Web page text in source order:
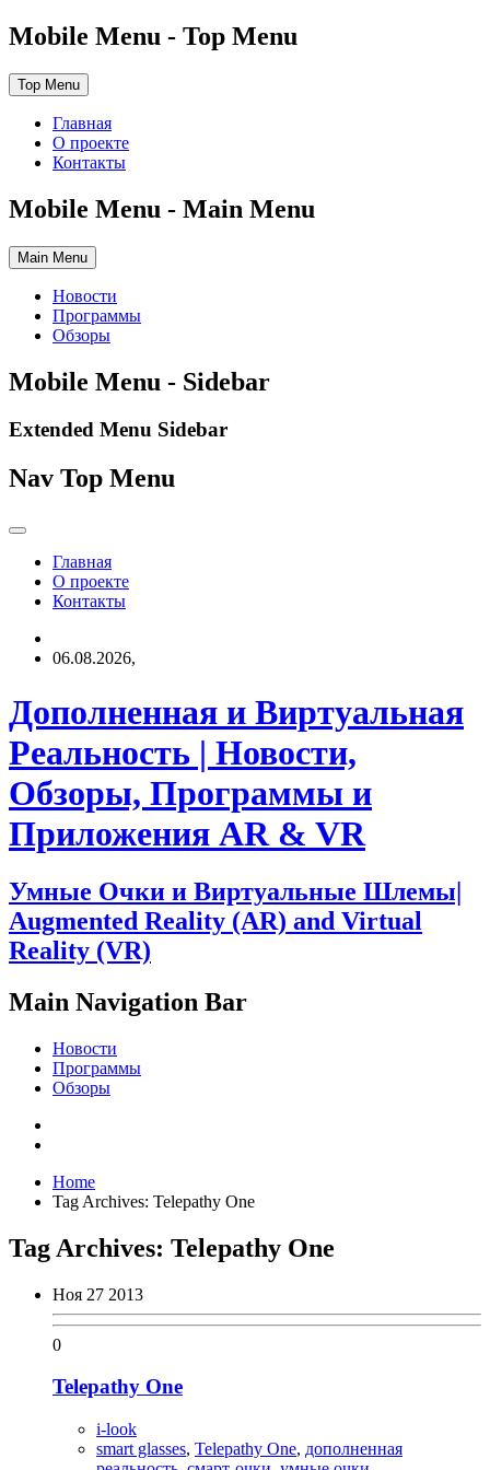
Mobile Menu - Top Menu
Top Menu
Главная
О проекте
Контакты
Mobile Menu - Main Menu
Main Menu
Новости
Программы
Обзоры
Mobile Menu - Sidebar
Extended Menu Sidebar
Nav Top Menu
Главная
О проекте
Контакты
06.08.2026,
Дополненная и Виртуальная
Реальность | Новости,
Обзоры, Программы и
Приложения AR & VR
Умные Очки и Виртуальные Шлемы|
Augmented Reality (AR) and Virtual
Reality (VR)
Main Navigation Bar
Новости
Программы
Обзоры
Home
Tag Archives: Telepathy One
Tag Archives: Telepathy One
Ноя 27 2013
0
Telepathy One
i-look
smart glasses, Telepathy One, дополненная